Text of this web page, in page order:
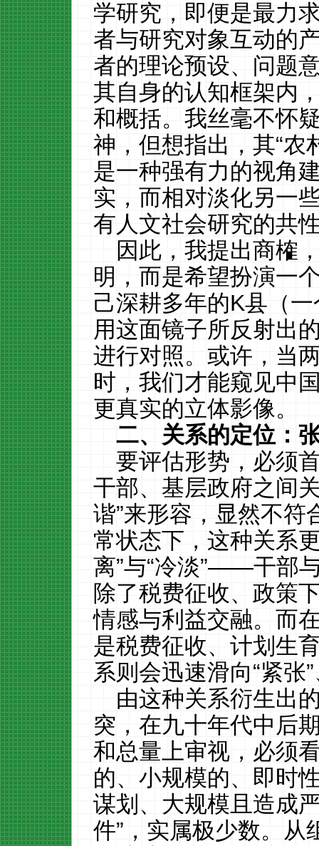
学研究，即便是最力
者与研究对象互动的
者的理论预设、问题
其自身的认知框架内
和概括。我丝毫不怀
神，但想指出，其“农
是一种强有力的视角
实，而相对淡化另一
有人文社会研究的共
因此，我提出商榷
明，而是希望扮演一
己深耕多年的K县（
用这面镜子所反射出
进行对照。或许，当
时，我们才能窥见中
更真实的立体影像。
二、关系的定位：
要评估形势，必须
干部、基层政府之间
谐”来形容，显然不符
常状态下，这种关系
离”与“冷淡”——干部
除了税费征收、政策
情感与利益交融。而
是税费征收、计划生
系则会迅速滑向“紧张
由这种关系衍生出
突，在九十年代中后
和总量上审视，必须
的、小规模的、即时
谋划、大规模且造成
件”，实属极少数。从